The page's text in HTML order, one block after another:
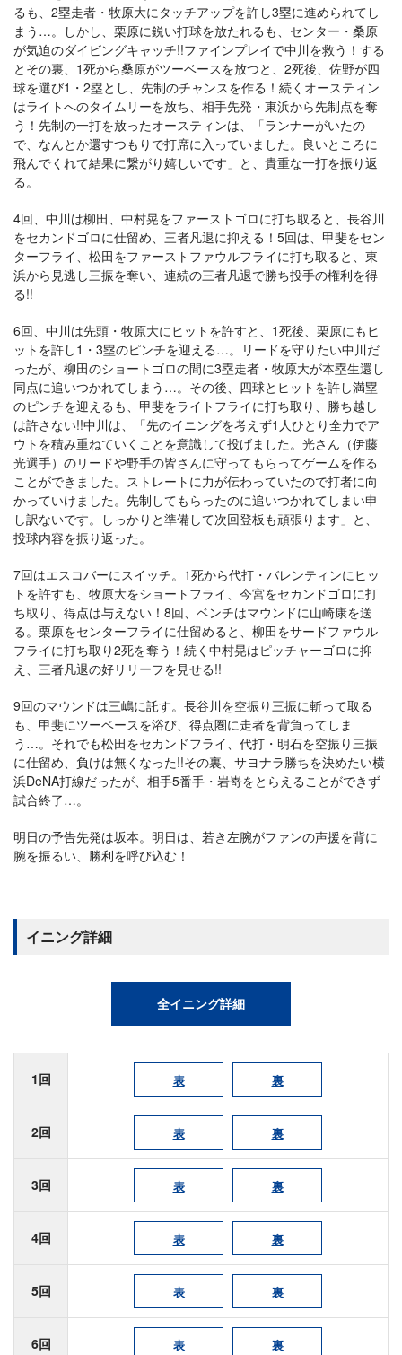
るも、2塁走者・牧原大にタッチアップを許し3塁に進められてし
まう…。しかし、栗原に鋭い打球を放たれるも、センター・桑原
が気迫のダイビングキャッチ!!ファインプレイで中川を救う！する
とその裏、1死から桑原がツーベースを放つと、2死後、佐野が四
球を選び1・2塁とし、先制のチャンスを作る！続くオースティン
はライトへのタイムリーを放ち、相手先発・東浜から先制点を奪
う！先制の一打を放ったオースティンは、「ランナーがいたの
で、なんとか還すつもりで打席に入っていました。良いところに
飛んでくれて結果に繋がり嬉しいです」と、貴重な一打を振り返
る。
4回、中川は柳田、中村晃をファーストゴロに打ち取ると、長谷川
をセカンドゴロに仕留め、三者凡退に抑える！5回は、甲斐をセン
ターフライ、松田をファーストファウルフライに打ち取ると、東
浜から見逃し三振を奪い、連続の三者凡退で勝ち投手の権利を得
る!!
6回、中川は先頭・牧原大にヒットを許すと、1死後、栗原にもヒ
ットを許し1・3塁のピンチを迎える…。リードを守りたい中川だ
ったが、柳田のショートゴロの間に3塁走者・牧原大が本塁生還し
同点に追いつかれてしまう…。その後、四球とヒットを許し満塁
のピンチを迎えるも、甲斐をライトフライに打ち取り、勝ち越し
は許さない!!中川は、「先のイニングを考えず1人ひとり全力でア
ウトを積み重ねていくことを意識して投げました。光さん（伊藤
光選手）のリードや野手の皆さんに守ってもらってゲームを作る
ことができました。ストレートに力が伝わっていたので打者に向
かっていけました。先制してもらったのに追いつかれてしまい申
し訳ないです。しっかりと準備して次回登板も頑張ります」と、
投球内容を振り返った。
7回はエスコバーにスイッチ。1死から代打・バレンティンにヒッ
トを許すも、牧原大をショートフライ、今宮をセカンドゴロに打
ち取り、得点は与えない！8回、ベンチはマウンドに山崎康を送
る。栗原をセンターフライに仕留めると、柳田をサードファウル
フライに打ち取り2死を奪う！続く中村晃はピッチャーゴロに抑
え、三者凡退の好リリーフを見せる!!
9回のマウンドは三嶋に託す。長谷川を空振り三振に斬って取る
も、甲斐にツーベースを浴び、得点圏に走者を背負ってしま
う…。それでも松田をセカンドフライ、代打・明石を空振り三振
に仕留め、負けは無くなった!!その裏、サヨナラ勝ちを決めたい横
浜DeNA打線だったが、相手5番手・岩嵜をとらえることができず
試合終了…。
明日の予告先発は坂本。明日は、若き左腕がファンの声援を背に
腕を振るい、勝利を呼び込む！
イニング詳細
全イニング詳細
1回 表 裏
2回 表 裏
3回 表 裏
4回 表 裏
5回 表 裏
6回 表 裏